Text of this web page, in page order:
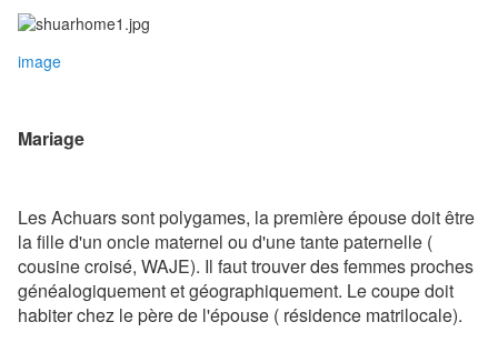
image
Mariage
Les Achuars sont polygames, la première épouse doit être
la fille d'un oncle maternel ou d'une tante paternelle (
cousine croisé, WAJE). Il faut trouver des femmes proches
généalogiquement et géographiquement. Le coupe doit
habiter chez le père de l'épouse ( résidence matrilocale).